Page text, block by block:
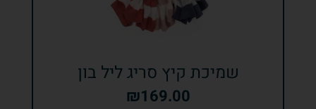
שמיכת קיץ סריג ליל בון
₪169.00